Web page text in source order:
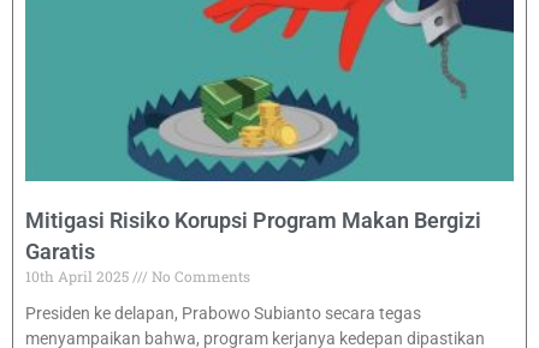
Mitigasi Risiko Korupsi Program Makan Bergizi
Garatis
10th April 2025
No Comments
Presiden ke delapan, Prabowo Subianto secara tegas
menyampaikan bahwa, program kerjanya kedepan dipastikan